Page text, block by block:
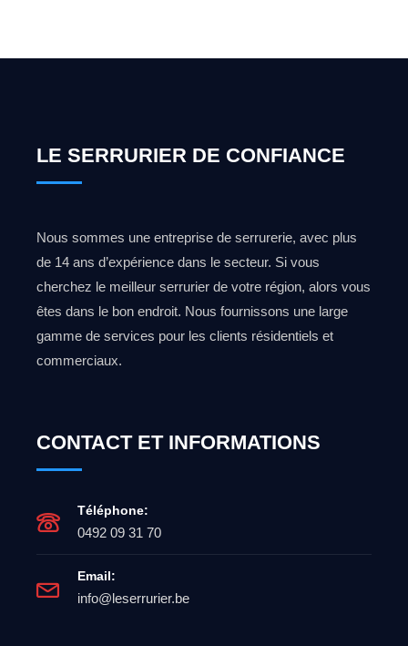
LE SERRURIER DE CONFIANCE
Nous sommes une entreprise de serrurerie, avec plus
de 14 ans d’expérience dans le secteur. Si vous
cherchez le meilleur serrurier de votre région, alors vous
êtes dans le bon endroit. Nous fournissons une large
gamme de services pour les clients résidentiels et
commerciaux.
CONTACT ET INFORMATIONS
Téléphone:
0492 09 31 70
Email:
info@leserrurier.be